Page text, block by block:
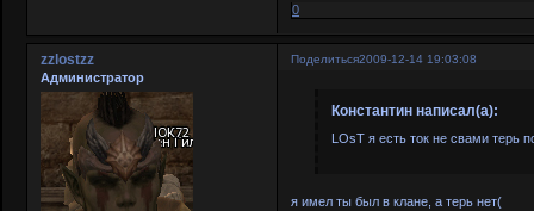
0
Поделиться2009-12-14 19:03:08
zzlostzz
Администратор
Константин написал(а):
LOsT я есть ток не свами терь
я имел ты был в клане, а терь нет(